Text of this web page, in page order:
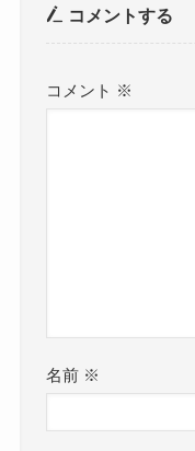
コメントする
コメント ※
名前 ※